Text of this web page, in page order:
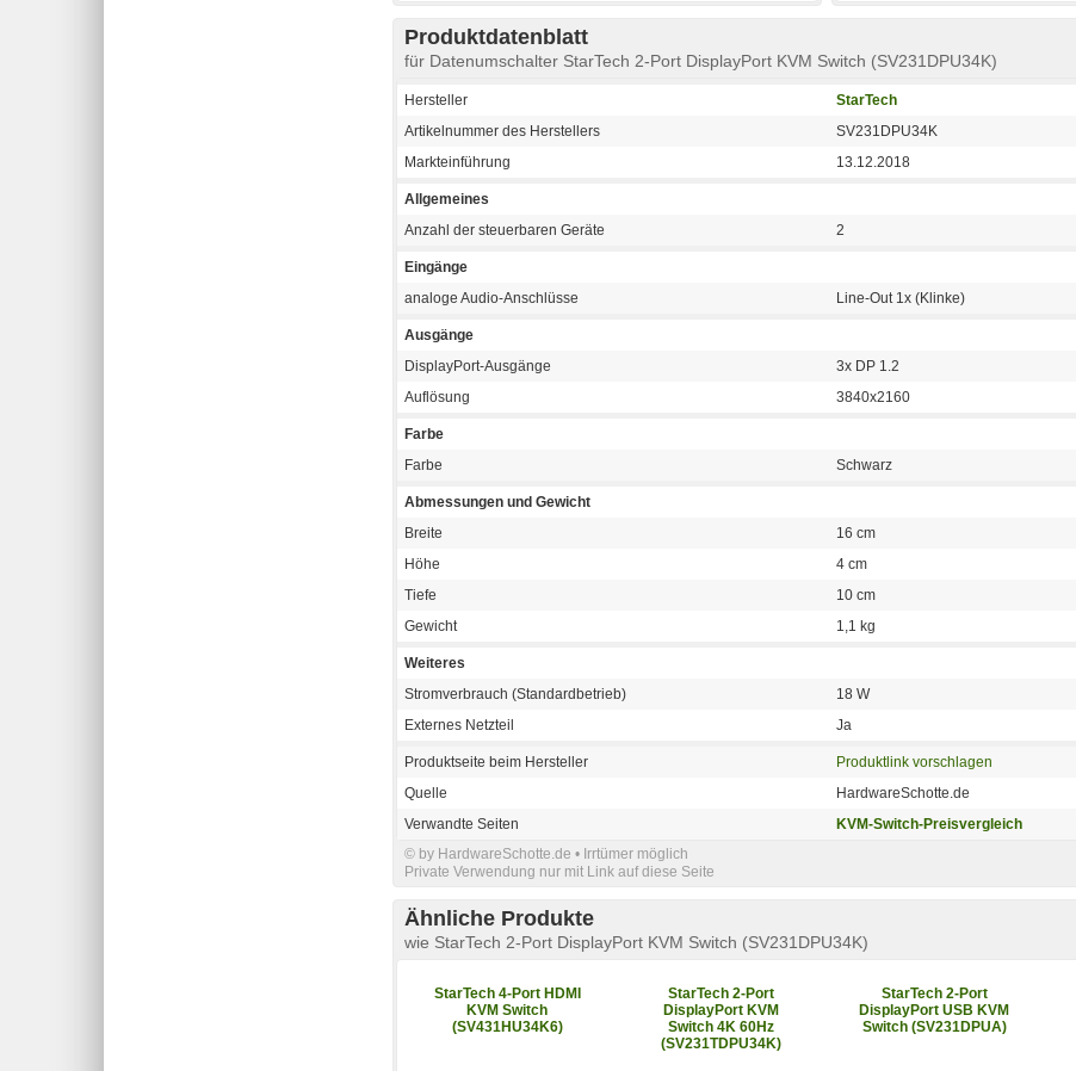
Produktdatenblatt
für Datenumschalter StarTech 2-Port DisplayPort KVM Switch (SV231DPU34K)
Hersteller
StarTech
Artikelnummer des Herstellers
SV231DPU34K
Markteinführung
13.12.2018
Allgemeines
Anzahl der steuerbaren Geräte
2
Eingänge
analoge Audio-Anschlüsse
Line-Out 1x (Klinke)
Ausgänge
DisplayPort-Ausgänge
3x DP 1.2
Auflösung
3840x2160
Farbe
Farbe
Schwarz
Abmessungen und Gewicht
Breite
16 cm
Höhe
4 cm
Tiefe
10 cm
Gewicht
1,1 kg
Weiteres
Stromverbrauch (Standardbetrieb)
18 W
Externes Netzteil
Ja
Produktseite beim Hersteller
Produktlink vorschlagen
Quelle
HardwareSchotte.de
Verwandte Seiten
KVM-Switch-Preisvergleich
© by HardwareSchotte.de • Irrtümer möglich
Private Verwendung nur mit Link auf diese Seite
Ähnliche Produkte
wie StarTech 2-Port DisplayPort KVM Switch (SV231DPU34K)
StarTech 4-Port HDMI
KVM Switch
(SV431HU34K6)
StarTech 2-Port
DisplayPort KVM
Switch 4K 60Hz
(SV231TDPU34K)
StarTech 2-Port
DisplayPort USB KVM
Switch (SV231DPUA)